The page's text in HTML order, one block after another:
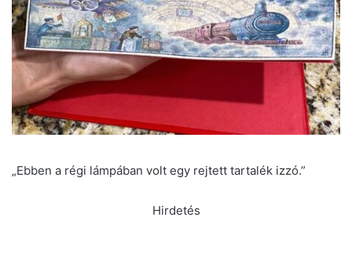
„Ebben a régi lámpában volt egy rejtett tartalék izzó.”
Hirdetés